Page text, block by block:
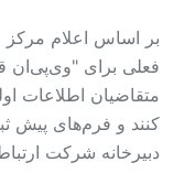
بر اساس اعلام مرکز
فعلی برای "وی‌پی‌ان
متقاضیان اطلاعات
کنند و فرم‌های پیش
دبیرخانه شرکت